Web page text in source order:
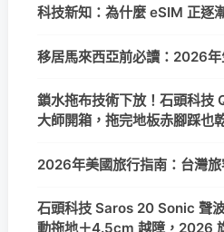
科技新知：為什麼 eSIM 正逐
移居馬來西亞前必讀：2026
鎖水拖布技術下放！石頭科技
大師開箱，拖完地板赤腳踩也
2026年美國旅行指南：台灣
石頭科技 Saros 20 Sonic 聲
動拖地＋4.5cm 越障，2026